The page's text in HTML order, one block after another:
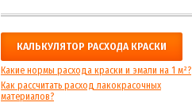
КАЛЬКУЛЯТОР РАСХОДА КРАСКИ
Какие нормы расхода краски и эмали на 1 м²?
Как рассчитать расход лакокрасочных
материалов?